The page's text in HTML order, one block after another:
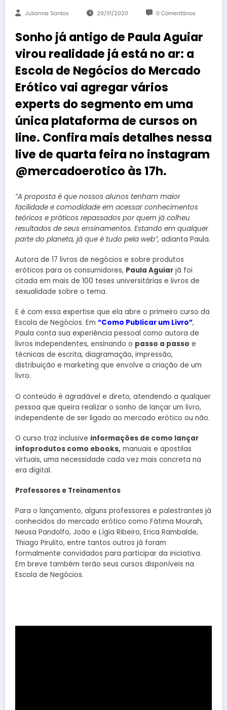
Julianna Santos 29/01/2020 0 Comentários
Sonho já antigo de Paula Aguiar
virou realidade já está no ar: a
Escola de Negócios do Mercado
Erótico vai agregar vários
experts do segmento em uma
única plataforma de cursos on
line. Confira mais detalhes nessa
live de quarta feira no instagram
@mercadoerotico às 17h.
“A proposta é que nossos alunos tenham maior
facilidade e comodidade em acessar conhecimentos
teóricos e práticos repassados por quem já colheu
resultados de seus ensinamentos. Estando em qualquer
parte do planeta, já que é tudo pela web”, adianta Paula.
Autora de 17 livros de negócios e sobre produtos
eróticos para os consumidores, Paula Aguiar já foi
citada em mais de 100 teses universitárias e livros de
sexualidade sobre o tema.
E é com essa expertise que ela abre o primeiro curso da
Escola de Negócios. Em “Como Publicar um Livro”,
Paula conta sua experiência pessoal como autora de
livros independentes, ensinando o passo a passo e
técnicas de escrita, diagramação, impressão,
distribuição e marketing que envolve a criação de um
livro.
O conteúdo é agradável e direto, atendendo a qualquer
pessoa que queira realizar o sonho de lançar um livro,
independente de ser ligado ao mercado erótico ou não.
O curso traz inclusive informações de como lançar
infoprodutos como ebooks, manuais e apostilas
virtuais, uma necessidade cada vez mais concreta na
era digital.
Professores e Treinamentos
Para o lançamento, alguns professores e palestrantes já
conhecidos do mercado erótico como Fátima Mourah,
Neusa Pandolfo, João e Lígia Ribeiro, Erica Rambalde,
Thiago Pirulito, entre tantos outros já foram
formalmente convidados para participar da iniciativa.
Em breve também terão seus cursos disponíveis na
Escola de Negócios.